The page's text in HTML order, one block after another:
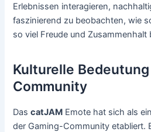
Erlebnissen interagieren,
faszinierend zu beobachten, wie
so viel Freude und Zusammenhalt
Kulturelle
Community
DascatJAM Emote hat sich als
der Gaming-Community etabliert.